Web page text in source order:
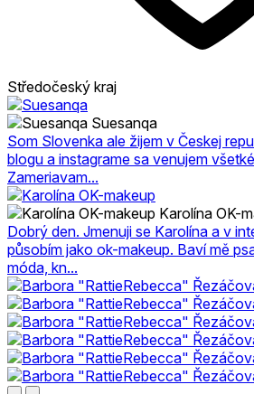
Středočeský kraj
Suesanqa
Som Slovenka ale žijem v Českej
blogu a instagrame sa venujem
Zameriavam...
Karolína OK-
Dobrý den. Jmenuji se Karolína a v
působím jako ok-makeup. Baví mě
móda, kn...